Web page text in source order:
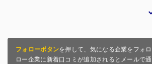
フォローボタンを押して、気になる企業をフォ
ロー企業に新着口コミが追加されるとメールで通